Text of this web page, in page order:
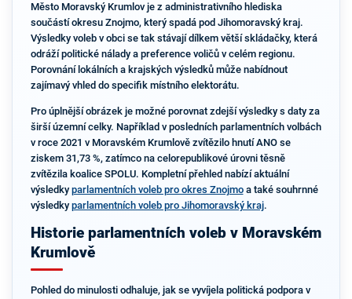
Město Moravský Krumlov je z administrativního hlediska
součástí okresu Znojmo, který spadá pod Jihomoravský kraj.
Výsledky voleb v obci se tak stávají dílkem větší skládačky, která
odráží politické nálady a preference voličů v celém regionu.
Porovnání lokálních a krajských výsledků může nabídnout
zajímavý vhled do specifik místního elektorátu.
Pro úplnější obrázek je možné porovnat zdejší výsledky s daty za
širší územní celky. Například v posledních parlamentních volbách
v roce 2021 v Moravském Krumlově zvítězilo hnutí ANO se
ziskem 31,73 %, zatímco na celorepublikové úrovni těsně
zvítězila koalice SPOLU. Kompletní přehled nabízí aktuální
výsledky parlamentních voleb pro okres Znojmoa také souhrnné
výsledky parlamentních voleb pro Jihomoravský kraj.
Historie parlamentních voleb v Moravském
Krumlově
Pohled do minulosti odhaluje, jak se vyvíjela politická podpora v